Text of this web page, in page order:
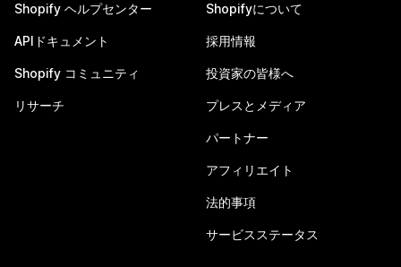
Shopify ヘルプセンター
APIドキュメント
Shopify コミュニティ
リサーチ
Shopifyについて
採用情報
投資家の皆様へ
プレスとメディア
パートナー
アフィリエイト
法的事項
サービスステータス